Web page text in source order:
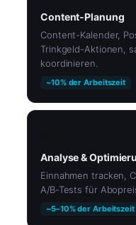
Content-Planung
Content-Kalender,
Trinkgeld-Aktionen,
koordinieren.
~10% der Arbeitszeit
Analyse &
Einnahmen tracken,
A/B-Tests für
~5–10% der Arbeitszeit